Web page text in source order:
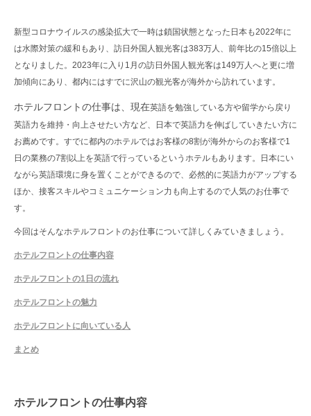
新型コロナウイルスの感染拡大で一時は鎖国状態となった日本も2022年に
は水際対策の緩和もあり、訪日外国人観光客は383万人、前年比の15倍以上
となりました。2023年に入り1月の訪日外国人観光客は149万人へと更に増
加傾向にあり、都内にはすでに沢山の観光客が海外から訪れています。
ホテルフロントの仕事は、現在英語を勉強している方や留学から戻り
英語力を維持・向上させたい方など、日本で英語力を伸ばしていきたい方に
お薦めです。すでに都内のホテルではお客様の8割が海外からのお客様で1
日の業務の7割以上を英語で行っているというホテルもあります。日本にい
ながら英語環境に身を置くことができるので、必然的に英語力がアップする
ほか、接客スキルやコミュニケーション力も向上するので人気のお仕事で
す。
今回はそんなホテルフロントのお仕事について詳しくみていきましょう。
ホテルフロントの仕事内容
ホテルフロントの1日の流れ
ホテルフロントの魅力
ホテルフロントに向いている人
まとめ
ホテルフロントの仕事内容